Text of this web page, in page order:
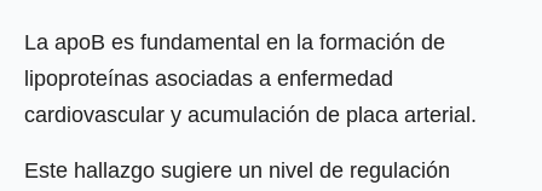
La apoB es fundamental en la formación de
lipoproteínas asociadas a enfermedad
cardiovascular y acumulación de placa arterial.
Este hallazgo sugiere un nivel de regulación